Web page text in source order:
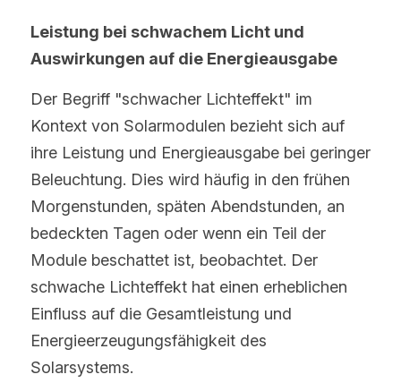
Leistung bei schwachem Licht und
Auswirkungen auf die Energieausgabe
Der Begriff "schwacher Lichteffekt" im
Kontext von Solarmodulen bezieht sich auf
ihre Leistung und Energieausgabe bei geringer
Beleuchtung. Dies wird häufig in den frühen
Morgenstunden, späten Abendstunden, an
bedeckten Tagen oder wenn ein Teil der
Module beschattet ist, beobachtet. Der
schwache Lichteffekt hat einen erheblichen
Einfluss auf die Gesamtleistung und
Energieerzeugungsfähigkeit des
Solarsystems.